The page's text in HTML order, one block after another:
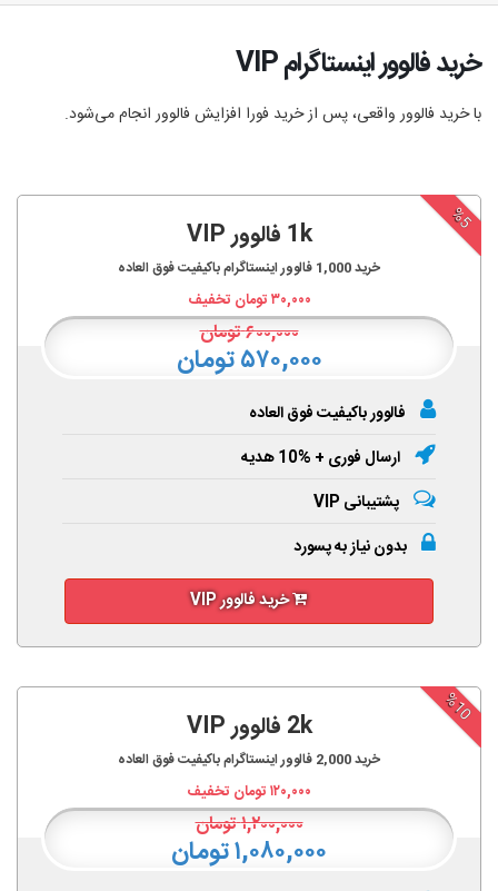
خرید فالوور اینستاگرام VIP
با خرید فالوور واقعی، پس از خرید فورا افزایش فالوور انجام‌ می‌شود.
%5 1k فالوور VIP
خرید1,000 فالوور اینستاگرام باکیفیت فوق العاده
۳۰,۰۰۰تومان تخفیف
۶۰۰,۰۰۰تومان
۵۷۰,۰۰۰ تومان
فالوور باکیفیت فوق العاده
ارسال فوری + %10 هدیه
پشتیبانی VIP
بدون نیاز به پسورد
خرید فالوور VIP
%10
2k فالوور VIP
خرید2,000 فالوور اینستاگرام باکیفیت فوق العاده
۱۲۰,۰۰۰تومان تخفیف
۱,۲۰۰,۰۰۰تومان
۱,۰۸۰,۰۰۰ تومان